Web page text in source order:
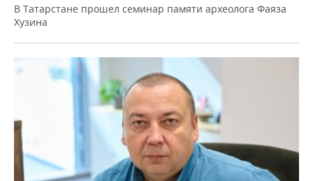
В Татарстане прошел семинар памяти археолога Фаяза
Хузина